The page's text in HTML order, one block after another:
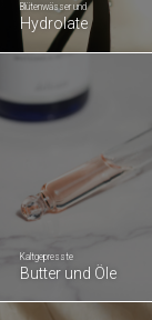
Blütenwässer und
Hydrolate
Kaltgepresste
Butter und Öle